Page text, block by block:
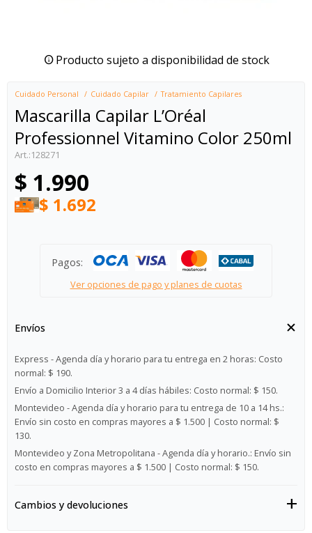
Producto sujeto a disponibilidad de stock
Cuidado Personal Cuidado Capilar Tratamiento Capilares
Mascarilla Capilar L’Oréal
Professionnel Vitamino Color 250ml
128271
$ 1.990
$ 1.692
Pagos:
Ver opciones de pago y planes de cuotas
Envíos
Express - Agenda día y horario para tu entrega en 2 horas: Costo
normal: $ 190.
Envío a Domicilio Interior 3 a 4 días hábiles: Costo normal: $ 150.
Montevideo - Agenda día y horario para tu entrega de 10 a 14 hs.:
Envío sin costo en compras mayores a $ 1.500 | Costo normal: $
130.
Montevideo y Zona Metropolitana - Agenda día y horario.: Envío sin
costo en compras mayores a $ 1.500 | Costo normal: $ 150.
Cambios y devoluciones